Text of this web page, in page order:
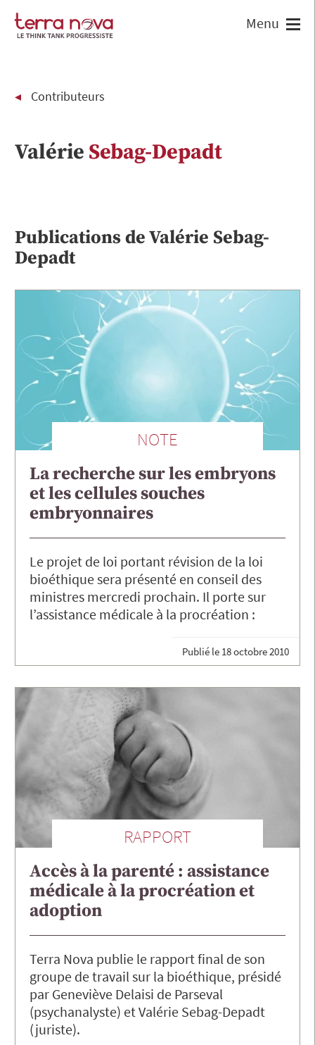
Contributeurs
Valérie Sebag-Depadt
Publications deValérie Sebag-
Depadt
NOTE
La recherche sur les embryons
et les cellules souches
embryonnaires
Le projet de loi portant révision de la loi
bioéthique sera présenté en conseil des
ministres mercredi prochain. Il porte sur
l’assistance médicale à la procréation :
Publié le 18 octobre 2010
RAPPORT
Accès à la parenté : assistance
médicale à la procréation et
adoption
Terra Nova publie le rapport final de son
groupe de travail sur la bioéthique, présidé
par Geneviève Delaisi de Parseval
(psychanalyste) et Valérie Sebag-Depadt
(juriste).